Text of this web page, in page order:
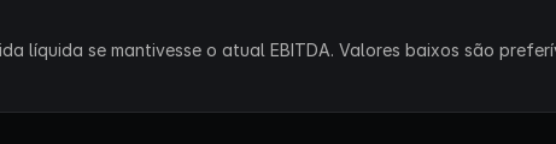
líquida se mantivesse o atual EBITDA. Valores baixos são